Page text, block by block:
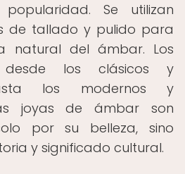
Se utilizan
de tallado y pulido para
natural del ámbar. Los
desde los clásicos y
los modernos y
joyas de ámbar son
por su belleza, sino
y significado cultural.